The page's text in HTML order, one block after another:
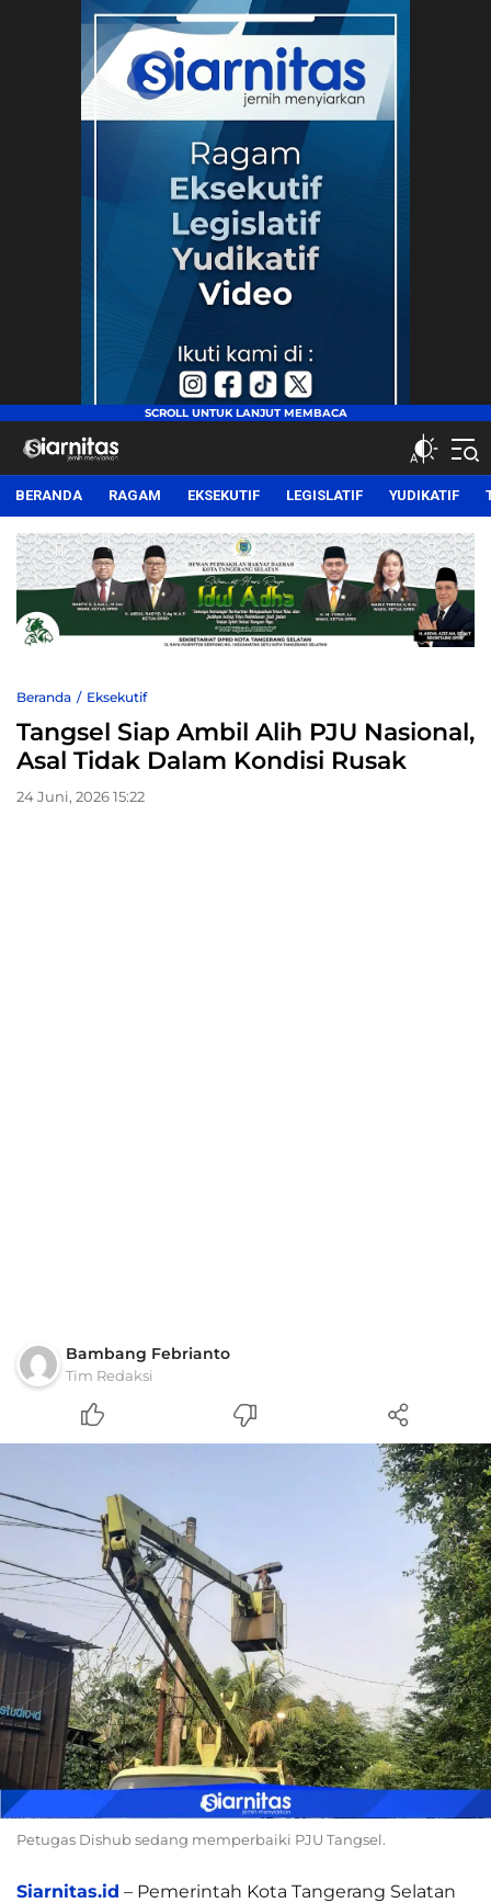
siarnitas
Jernih Menyiarkan
BERANDA RAGAM EKSEKUTIF LEGISLATIF YUDIKATIF
Beranda Eksekutif
Tangsel Siap Ambil Alih PJU Nasional,
Asal Tidak Dalam Kondisi Rusak
24 Juni, 2026 15:22
Bambang Febrianto
Tim Redaksi
Petugas Dishub sedang memperbaiki PJU Tangsel.
Siarnitas.id – Pemerintah Kota Tangerang Selatan